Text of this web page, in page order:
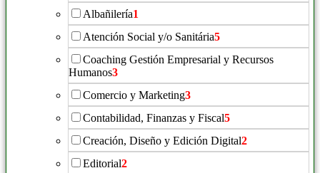
Albañilería1
Atención Social y/o Sanitária5
Coaching Gestión Empresarial y Recursos
Humanos3
Comercio y Marketing3
Contabilidad, Finanzas y Fiscal5
Creación, Diseño y Edición Digital2
Editorial2